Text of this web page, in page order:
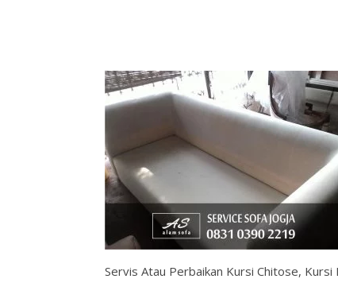
Servis Atau Perbaikan Kursi Chitose, Kursi